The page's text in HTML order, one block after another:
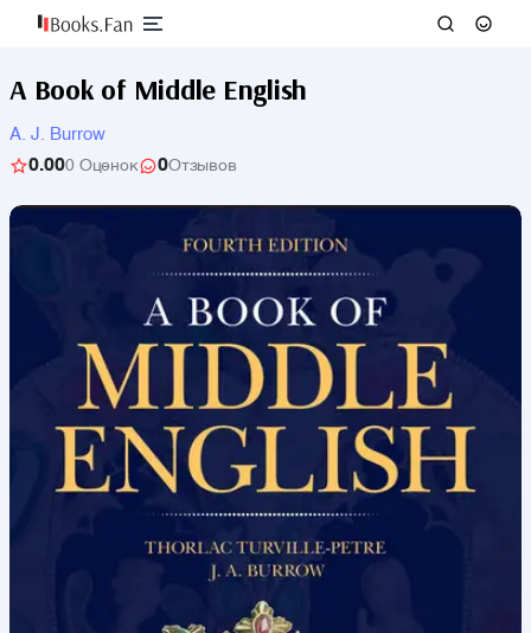
A Book of Middle English
A. J. Burrow
0.000 Оценок 0Отзывов